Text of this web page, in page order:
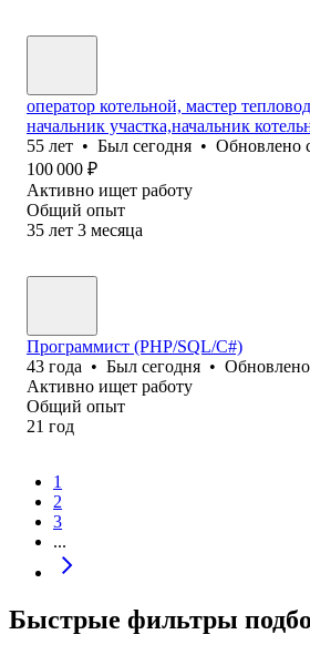
оператор котельной, мастер
начальник участка,начальник
55 лет • Был сегодня • Обновлено
100 000 ₽
Активно ищет работу
Общий опыт
35 лет 3 месяца
Программист (PHP/SQL/C#)
43 года • Был сегодня • Обновлено
Активно ищет работу
Общий опыт
21 год
1
2
3
...
Быстрые фильтры